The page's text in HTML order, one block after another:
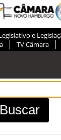
e
TV Câmara